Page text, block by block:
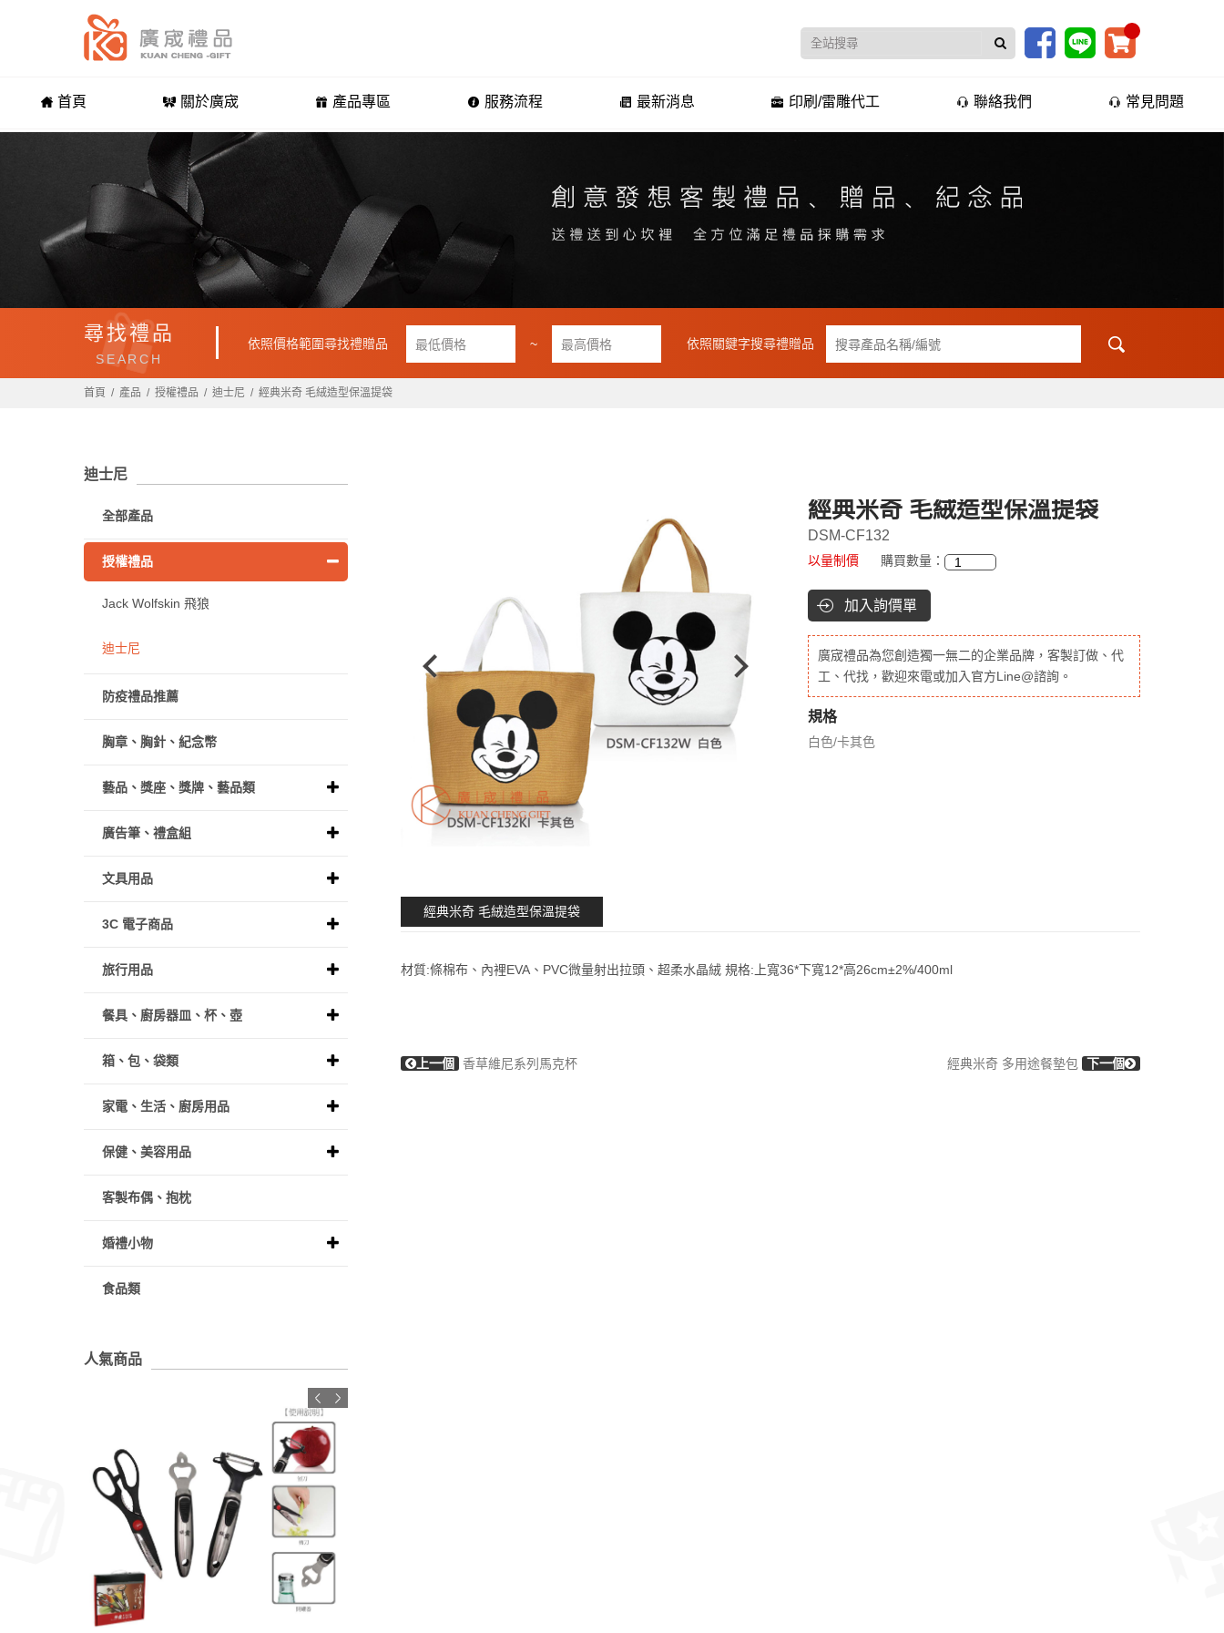
首頁 關於廣宬 產品專區 服務流程 最新消息 印刷/雷雕代工 聯絡我們 常見問題
尋找禮品
SEARCH
依照價格範圍尋找禮贈品 ~ 依照關鍵字搜尋禮贈品
首頁 產品 授權禮品 迪士尼 經典米奇 毛絨造型保溫提袋
經典米奇 毛絨造型保溫提袋
DSM-CF132
以量制價 購買數量：
加入詢價單
廣宬禮品為您創造獨一無二的企業品牌，客製訂做、代
工、代找，歡迎來電或加入官方Line@諮詢。
規格
白色/卡其色
經典米奇 毛絨造型保溫提袋
材質:條棉布、內裡EVA、PVC微量射出拉頭、超柔水晶絨 規格:上寬36*下寬12*高26cm±2%/400ml
上一個 香草維尼系列馬克杯 經典米奇 多用途餐墊包 下一個
迪士尼
全部產品
授權禮品
Jack Wolfskin 飛狼
迪士尼
防疫禮品推薦
胸章、胸針、紀念幣
藝品、獎座、獎牌、藝品類
廣告筆、禮盒組
文具用品
3C 電子商品
旅行用品
餐具、廚房器皿、杯、壺
箱、包、袋類
家電、生活、廚房用品
保健、美容用品
客製布偶、抱枕
婚禮小物
食品類
人氣商品